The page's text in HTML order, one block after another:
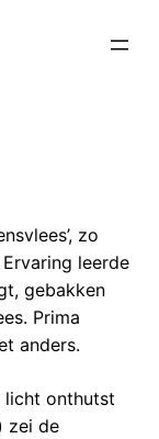
zo
leerde
gebakken
Prima
anders.
licht onthutst
zei de